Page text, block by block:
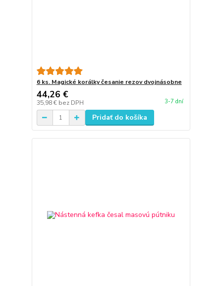
6 ks. Magické korálky česanie rezov dvojnásobne
44,26 €
35,98 € bez DPH 3-7 dní
Pridať do košíka